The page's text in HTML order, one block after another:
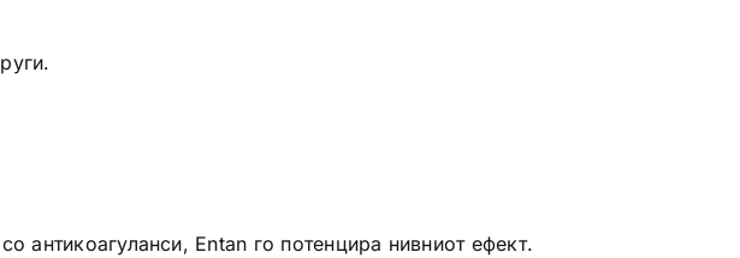
антикоагуланси, Entan го потенцира нивниот ефект.